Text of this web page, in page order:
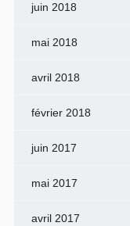
juin 2018
mai 2018
avril 2018
février 2018
juin 2017
mai 2017
avril 2017